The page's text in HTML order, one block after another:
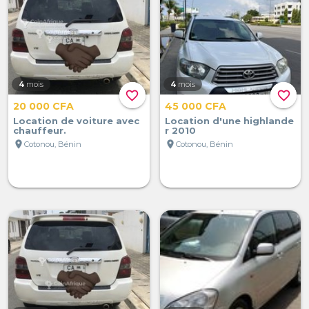
favorite_border
4 mois
20 000 CFA
Location de voiture avec
chauffeur.
location_on Cotonou, Bénin
favorite_border
4 mois
45 000 CFA
Location d'une highlande
r 2010
location_on Cotonou, Bénin